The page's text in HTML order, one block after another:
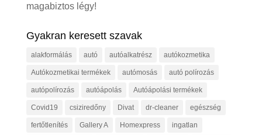
magabiztos légy!
Gyakran keresett szavak
alakformálás autó autóalkatrész autókozmetika
Autókozmetikai termékek autómosás autó polírozás
autópolírozás autóápolás Autóápolási termékek
Covid19 csiziredőny Divat dr-cleaner egészség
fertőtlenítés Gallery A Homexpress ingatlan